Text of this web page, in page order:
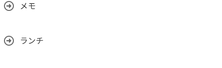
メモ
ランチ